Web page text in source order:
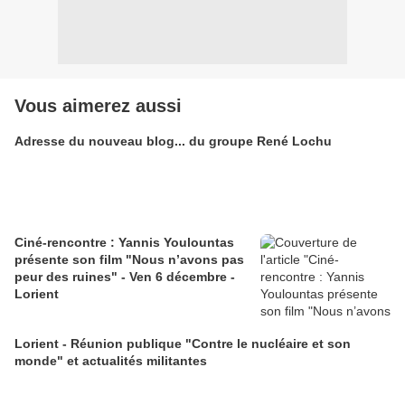
Vous aimerez aussi
Adresse du nouveau blog... du groupe René Lochu
Ciné-rencontre : Yannis Youlountas
présente son film "Nous n’avons pas
peur des ruines" - Ven 6 décembre -
Lorient
Lorient - Réunion publique "Contre le nucléaire et son
monde" et actualités militantes